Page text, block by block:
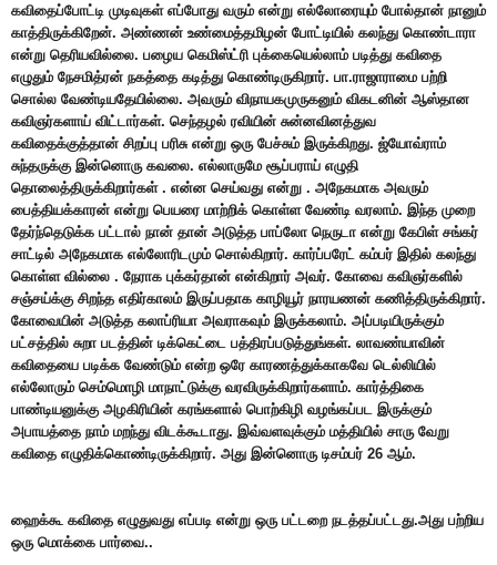
கவிதைப்போட்டி முடிவுகள் எப்போது வரும் என்று எல்லோரையும் போல்தான் நானும்
காத்திருக்கிறேன். அண்ணன் உண்மைத்தமிழன் போட்டியில் கலந்து கொண்டாரா
என்று தெரியவில்லை. பழைய கெமிஸ்ட்ரி புக்கையெல்லாம் படித்து கவிதை
எழுதும் நேசமித்ரன் நகத்தை கடித்து கொண்டிருகிறார். பா.ராஜாராமை பற்றி
சொல்ல வேண்டியதேயில்லை. அவரும் விநாயகமுருகனும் விகடனின் ஆஸ்தான
கவிஞர்களாய் விட்டார்கள். செந்தழல் ரவியின் சுன்னவினத்துவ
கவிதைக்குத்தான் சிறப்பு பரிசு என்று ஒரு பேச்சும் இருக்கிறது. ஜ்யோவ்ராம்
சுந்தருக்கு இன்னொரு கவலை. எல்லாருமே சூப்பராய் எழுதி
தொலைத்திருக்கிறார்கள் . என்ன செய்வது என்று . அநேகமாக அவரும்
பைத்தியக்காரன் என்று பெயரை மாற்றிக் கொள்ள வேண்டி வரலாம். இந்த முறை
தேர்ந்தெடுக்க பட்டால் நான் தான் அடுத்த பாப்லோ நெருடா என்று கேபிள் சங்கர்
சாட்டில் அநேகமாக எல்லோரிடமும் சொல்கிறார். கார்ப்பரேட் கம்பர் இதில் கலந்து
கொள்ள வில்லை . நேராக புக்கர்தான் என்கிறார் அவர். கோவை கவிஞர்களில்
சஞ்சய்க்கு சிறந்த எதிர்காலம் இருப்பதாக காழியூர் நாரயணன் கணித்திருக்கிறார்.
கோவையின் அடுத்த கலாப்ரியா அவராகவும் இருக்கலாம். அப்படியிருக்கும்
பட்சத்தில் சுறா படத்தின் டிக்கெட்டை பத்திரப்படுத்துங்கள். லாவண்யாவின்
கவிதையை படிக்க வேண்டும் என்ற ஒரே காரணத்துக்காகவே டெல்லியில்
எல்லோரும் செம்மொழி மாநாட்டுக்கு வரவிருக்கிறார்களாம். கார்த்திகை
பாண்டியனுக்கு அழகிரியின் கரங்களால் பொற்கிழி வழங்கப்பட இருக்கும்
அபாயத்தை நாம் மறந்து விடக்கூடாது. இவ்வளவுக்கும் மத்தியில் சாரு வேறு
கவிதை எழுதிக்கொண்டிருக்கிறார். அது இன்னொரு டிசம்பர் 26 ஆம்.
ஹைக்கூ கவிதை எழுதுவது எப்படி என்று ஒரு பட்டறை நடத்தப்பட்டது.அது பற்றிய
ஒரு மொக்கை பார்வை..